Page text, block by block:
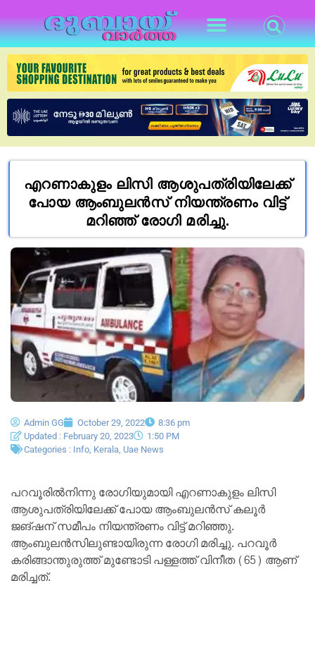
എറണാകുളം ലിസി ആശുപത്രിയിലേക്ക്
പോയ ആംബുലന്‍സ് നിയന്ത്രണം വിട്ട്
മറിഞ്ഞ് രോഗി മരിച്ചു.
Admin GG October 29, 2022
8:36 pm
Updated : February 20, 2023
1:50 PM
Categories : Info Kerala Uae News
പറവൂരില്‍നിന്നു രോഗിയുമായി എറണാകുളം ലിസി
ആശുപത്രിയിലേക്ക് പോയ ആംബുലന്‍സ് കലൂര്‍
ജങ്ഷന് സമീപം നിയന്ത്രണം വിട്ട് മറിഞ്ഞു.
ആംബുലന്‍സിലുണ്ടായിരുന്ന രോഗി മരിച്ചു. പറവൂര്‍
കരിങ്ങാന്തുരുത്ത് മുണ്ടോടി പള്ളത്ത് വിനീത (65) ആണ്
മരിച്ചത്.